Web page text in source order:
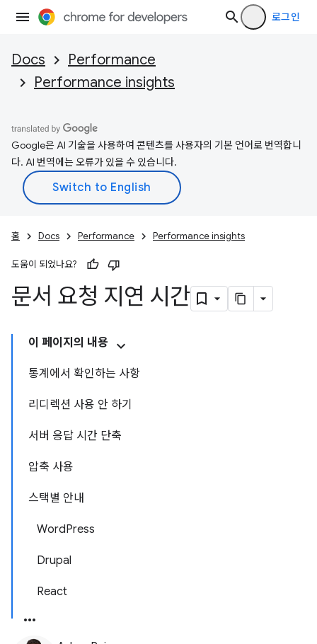
로그인
Docs
Performance
Performance insights
Google은 AI 기술을 사용하여 콘텐츠를 사용자의 기본 언어로 번역합니
다. AI 번역에는 오류가 있을 수 있습니다.
홈 Docs Performance Performance insights
도움이 되었나요?
문서 요청 지연 시간
이 페이지의 내용
통계에서 확인하는 사항
리디렉션 사용 안 하기
서버 응답 시간 단축
압축 사용
스택별 안내
WordPress
Drupal
React